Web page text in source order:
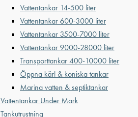
Vattentankar 14-500 liter
Vattentankar 600-3000 liter
Vattentankar 3500-7000 liter
Vattentankar 9000-28000 liter
Transporttankar 400-10000 liter
Öppna kärl & koniska tankar
Marina vatten & septiktankar
Vattentankar Under Mark
Tankutrustning